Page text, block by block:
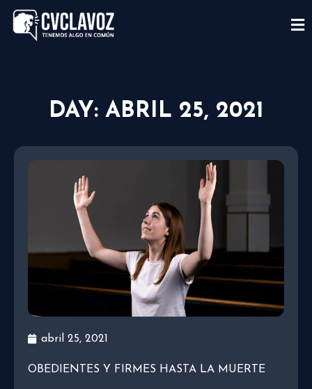
DAY: ABRIL 25, 2021
abril 25, 2021
OBEDIENTES Y FIRMES HASTA LA MUERTE